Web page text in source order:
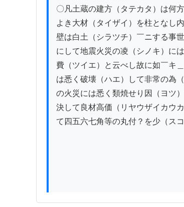
〇凡土蔵の建方（タテカタ）は何
よき大材（タイザイ）を柱となし
壁は白土（シラツチ）￣ニする事
にして地震火災の凌（シノキ）に
費（ツイエ）と云べし故に如￣キ
は悉く破壊（ハエ）して非常の為
の火災には悉く類焼せり因（ヨツ
決して良材高価（リヤウザイカウ
て四五六七角等の丸付？を少（ス